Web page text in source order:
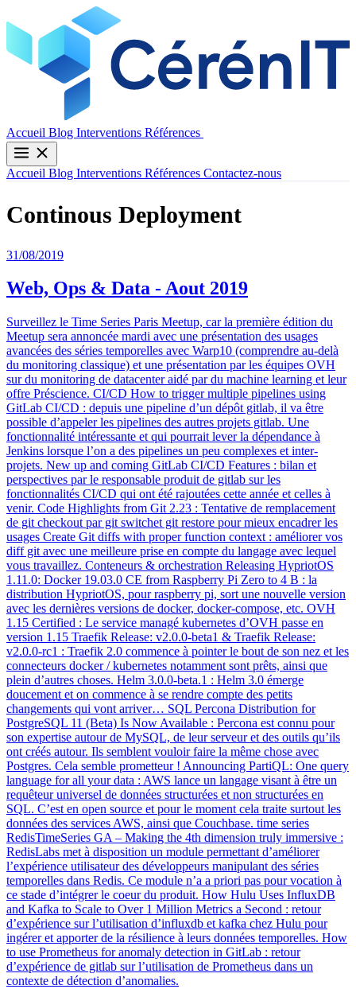
Accueil Blog Interventions Références
Accueil Blog Interventions Références Contactez-nous
Continous Deployment
31/08/2019
Web, Ops & Data - Aout 2019
Surveillez le Time Series Paris Meetup, car la première édition du
Meetup sera annoncée mardi avec une présentation des usages
avancées des séries temporelles avec Warp10 (comprendre au-delà
du monitoring classique) et une présentation par les équipes OVH
sur du monitoring de datacenter aidé par du machine learning et leur
offre Préscience. CI/CD How to trigger multiple pipelines using
GitLab CI/CD : depuis une pipeline d’un dépôt gitlab, il va être
possible d’appeler les pipelines des autres projets gitlab. Une
fonctionnalité intéressante et qui pourrait lever la dépendance à
Jenkins lorsque l’on a des pipelines un peu complexes et inter-
projets. New up and coming GitLab CI/CD Features : bilan et
perspectives par le responsable produit de gitlab sur les
fonctionnalités CI/CD qui ont été rajoutées cette année et celles à
venir. Code Highlights from Git 2.23 : Tentative de remplacement
de git checkout par git switchet git restore pour mieux encadrer les
usages Create Git diffs with proper function context : améliorer vos
diff git avec une meilleure prise en compte du langage avec lequel
vous travaillez. Conteneurs & orchestration Releasing HypriotOS
1.11.0: Docker 19.03.0 CE from Raspberry Pi Zero to 4 B : la
distribution HypriotOS, pour raspberry pi, sort une nouvelle version
avec les dernières versions de docker, docker-compose, etc. OVH
1.15 Certified : Le service managé kubernetes d’OVH passe en
version 1.15 Traefik Release: v2.0.0-beta1 & Traefik Release:
v2.0.0-rc1 : Traefik 2.0 commence à pointer le bout de son nez et les
connecteurs docker / kubernetes notamment sont prêts, ainsi que
plein d’autres choses. Helm 3.0.0-beta.1 : Helm 3.0 émerge
doucement et on commence à se rendre compte des petits
changements qui vont arriver… SQL Percona Distribution for
PostgreSQL 11 (Beta) Is Now Available : Percona est connu pour
son expertise autour de MySQL, de leur serveur et des outils qu’ils
ont créés autour. Ils semblent vouloir faire la même chose avec
Postgres. Cela semble prometteur ! Announcing PartiQL: One query
language for all your data : AWS lance un langage visant à être un
requêteur universel de données structurées et non structurées en
SQL. C’est en open source et pour le moment cela traite surtout les
données des services AWS, ainsi que Couchbase. time series
RedisTimeSeries GA – Making the 4th dimension truly immersive :
RedisLabs met à disposition un module permettant d’améliorer
l’expérience utilisateur des développeurs manipulant des séries
temporelles dans Redis. Ce module n’a a priori pas pour vocation à
ce stade d’intégrer le coeur du produit. How Hulu Uses InfluxDB
and Kafka to Scale to Over 1 Million Metrics a Second : retour
d’expérience sur l’utilisation d’influxdb et kafka chez Hulu pour
ingérer et apporter de la résilience à leurs données temporelles. How
to use Prometheus for anomaly detection in GitLab : retour
d’expérience de gitlab sur l’utilisation de Prometheus dans un
contexte de détection d’anomalies.